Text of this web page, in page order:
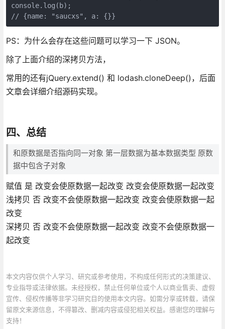
console.log(b);
// {name: "saucxs", a: {}}
PS：为什么会存在这些问题可以学习一下 JSON。
除了上面介绍的深拷贝方法，
常用的还有jQuery.extend() 和 lodash.cloneDeep()，后面
文章会详细介绍源码实现。
四、总结
和原数据是否指向同一对象 第一层数据为基本数据类型 原数
据中包含子对象
赋值 是 改变会使原数据一起改变 改变会使原数据一起改变
浅拷贝 否 改变不会使原数据一起改变 改变会使原数据一起
改变
深拷贝 否 改变不会使原数据一起改变 改变不会使原数据一
起改变
本文内容仅供个人学习、研究或参考使用，不构成任何形式的决策建议、
专业指导或法律依据。未经授权，禁止任何单位或个人以商业售卖、虚假
宣传、侵权传播等非学习研究目的使用本文内容。如需分享或转载，请保
留原文来源信息，不得篡改、删减内容或侵犯相关权益。感谢您的理解与
支持！